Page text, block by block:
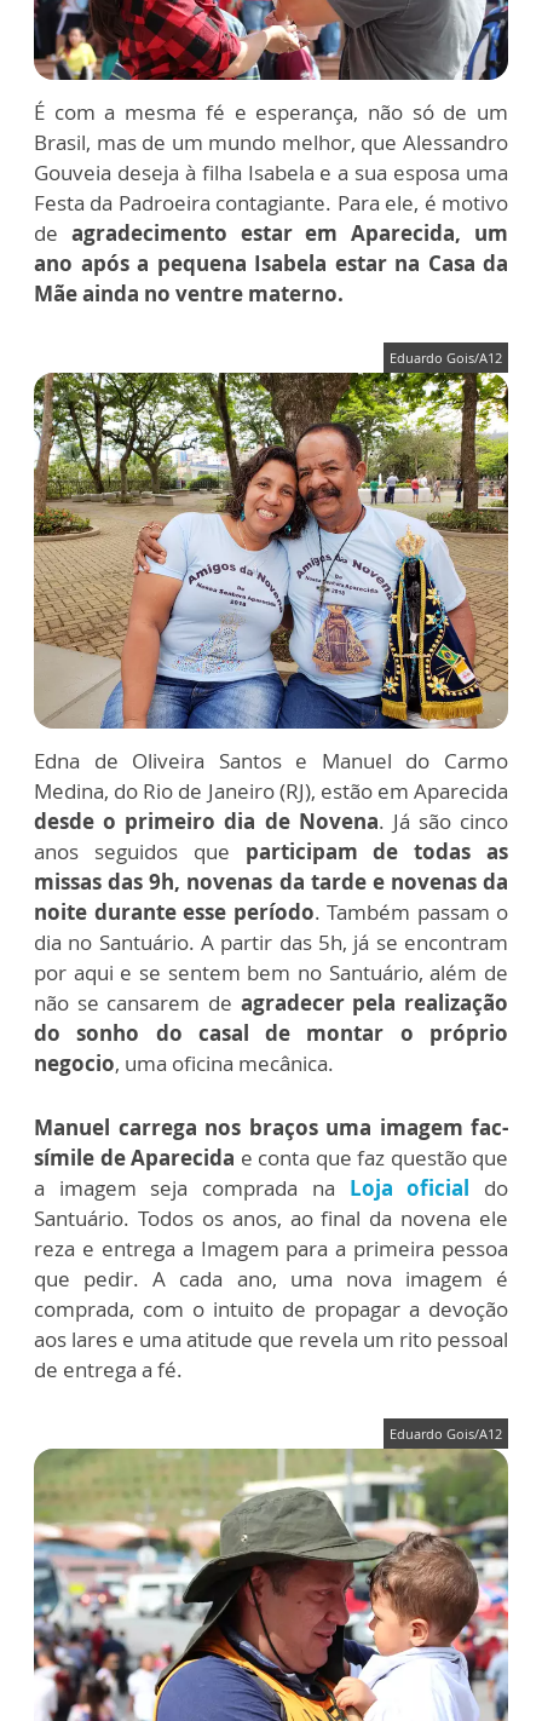
É com a mesma fé e esperança, não só de um
Brasil, mas de um mundo melhor, que Alessandro
Gouveia deseja à filha Isabela e a sua esposa uma
Festa da Padroeira contagiante. Para ele, é motivo
de agradecimento estar em Aparecida, um
ano após a pequena Isabela estar na Casa da
Mãe ainda no ventre materno.
Eduardo Gois/A12
Edna de Oliveira Santos e Manuel do Carmo
Medina, do Rio de Janeiro (RJ), estão em Aparecida
desde o primeiro dia de Novena. Já são cinco
anos seguidos que participam de todas as
missas das 9h, novenas da tarde e novenas da
noite durante esse período. Também passam o
dia no Santuário. A partir das 5h, já se encontram
por aqui e se sentem bem no Santuário, além de
não se cansarem de agradecer pela realização
do sonho do casal de montar o próprio
negocio, uma oficina mecânica.
Manuel carrega nos braços uma imagem fac-
símile de Aparecida e conta que faz questão que
a imagem seja comprada na Loja oficial do
Santuário. Todos os anos, ao final da novena ele
reza e entrega a Imagem para a primeira pessoa
que pedir. A cada ano, uma nova imagem é
comprada, com o intuito de propagar a devoção
aos lares e uma atitude que revela um rito pessoal
de entrega a fé.
Eduardo Gois/A12